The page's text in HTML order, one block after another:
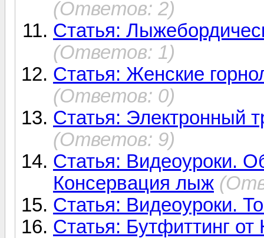
(Ответов: 2)
Статья:
(Ответов: 1)
Статья: Женские
(Ответов: 0)
Статья: Электронный
(Ответов: 9)
Статья: Видеоуроки.
Консервация лыж
Статья: Видеоуроки.
Статья: Бутфиттинг от